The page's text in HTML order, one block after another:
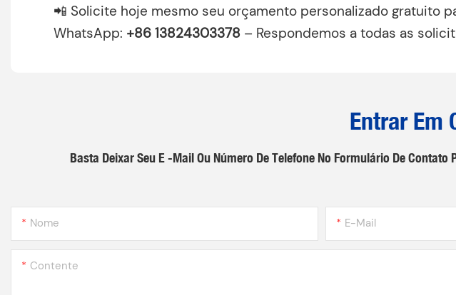
📲 Solicite hoje mesmo seu orçamento personalizado gratuito
WhatsApp: ‌ +86 13824303378 – Respondemos a todas as
Entrar Em
Basta Deixar Seu E -mail Ou Número De Telefone No Formulário De
Nome E-Mail
Contente